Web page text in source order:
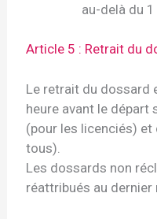
au-delà du
Article 5 : Retrait du
Le retrait du dossard
heure avant le départ
(pour les licenciés) et
tous).
Les dossards non
réattribués au dernier